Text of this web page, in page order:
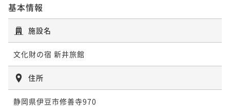
［ちょっと贅沢な夕膳］調理長お薦め！！ 旬の山海
の幸を味わう、特選会席膳コース♪
二食付き 事前決済可
基本情報
施設名
文化財の宿 新井旅館
住所
静岡県伊豆市修善寺970